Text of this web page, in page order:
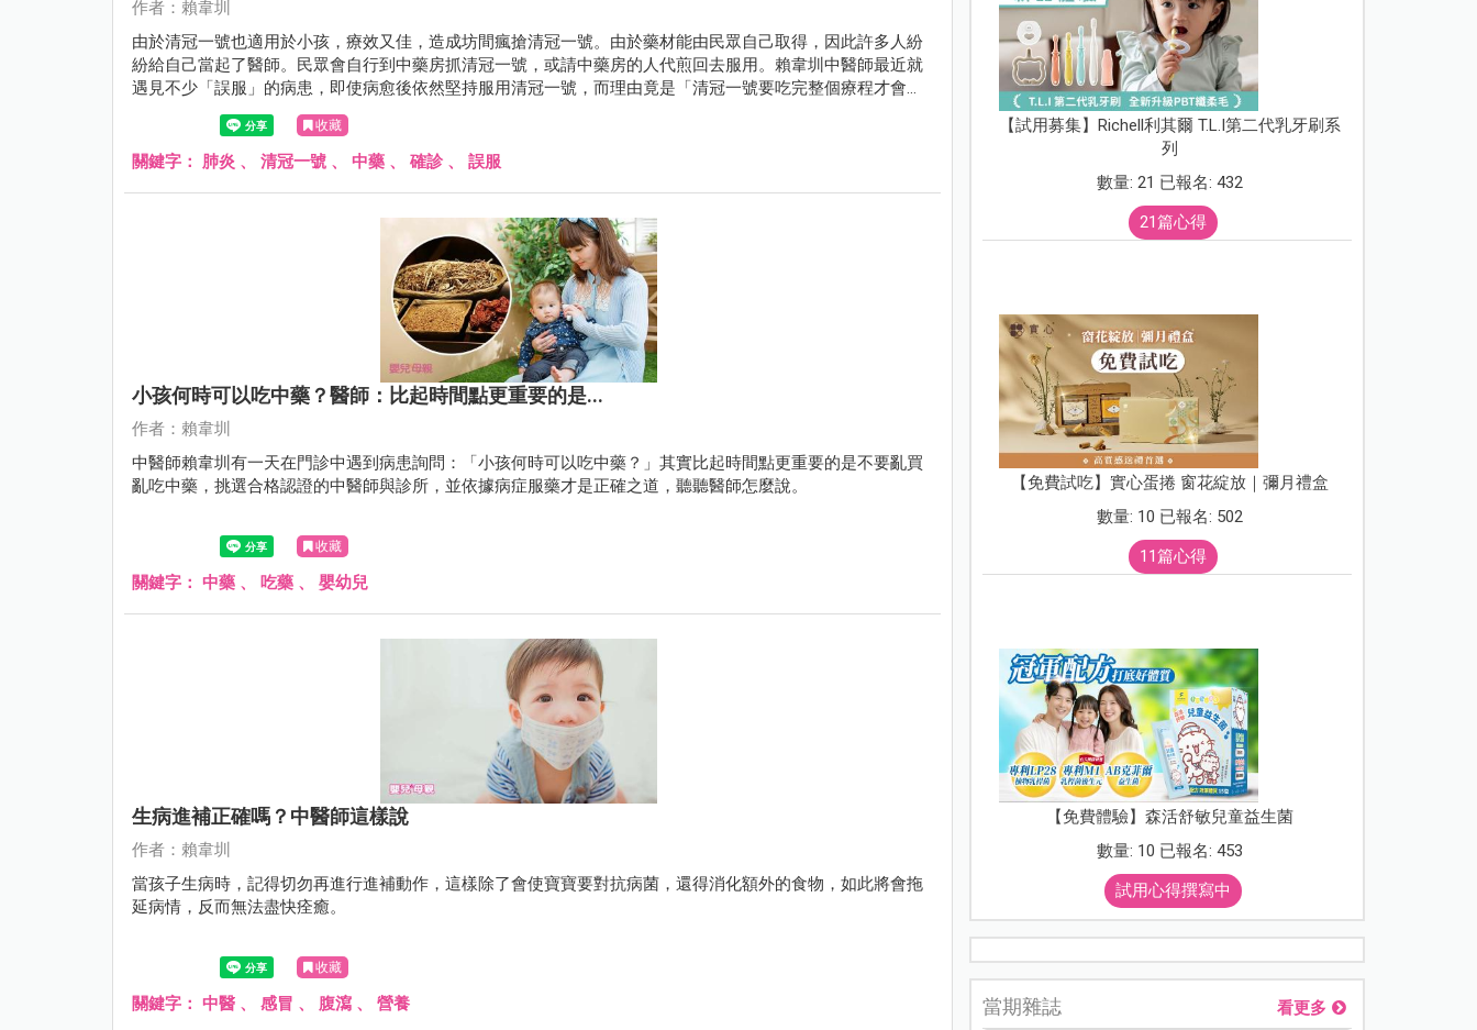
作者：賴韋圳
由於清冠一號也適用於小孩，療效又佳，造成坊間瘋搶清冠一號。由於藥材能由民眾自己取得，因此許多人紛
紛給自己當起了醫師。民眾會自行到中藥房抓清冠一號，或請中藥房的人代煎回去服用。賴韋圳中醫師最近就
遇見不少「誤服」的病患，即使病愈後依然堅持服用清冠一號，而理由竟是「清冠一號要吃完整個療程才會
收藏
關鍵字： 肺炎 、 清冠一號 、 中藥 、 確診 、 誤服
小孩何時可以吃中藥？醫師：比起時間點更重要的是...
作者：賴韋圳
中醫師賴韋圳有一天在門診中遇到病患詢問：「小孩何時可以吃中藥？」其實比起時間點更重要的是不要亂買
亂吃中藥，挑選合格認證的中醫師與診所，並依據病症服藥才是正確之道，聽聽醫師怎麼說。
收藏
關鍵字： 中藥 、 吃藥 、 嬰幼兒
生病進補正確嗎？中醫師這樣說
作者：賴韋圳
當孩子生病時，記得切勿再進行進補動作，這樣除了會使寶寶要對抗病菌，還得消化額外的食物，如此將會拖
延病情，反而無法盡快痊癒。
收藏
關鍵字： 中醫 、 感冒 、 腹瀉 、 營養
【試用募集】Richell利其爾 T.L.I第二代乳牙刷系
列
數量: 21 已報名: 432
21篇心得
【免費試吃】實心蛋捲 窗花綻放｜彌月禮盒
數量: 10 已報名: 502
11篇心得
【免費體驗】森活舒敏兒童益生菌
數量: 10 已報名: 453
試用心得撰寫中
當期雜誌 看更多